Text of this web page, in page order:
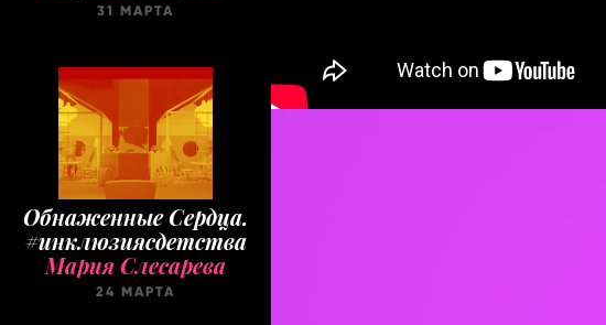
31 МАРТА
Обнаженные Cердца.
#инклюзиясдетства
Мария Слесарева
24 МАРТА